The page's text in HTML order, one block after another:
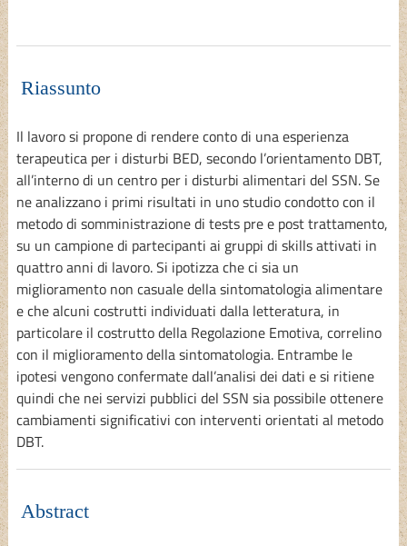
Riassunto
Il lavoro si propone di rendere conto di una esperienza
terapeutica per i disturbi BED, secondo l’orientamento DBT,
all’interno di un centro per i disturbi alimentari del SSN. Se
ne analizzano i primi risultati in uno studio condotto con il
metodo di somministrazione di tests pre e post trattamento,
su un campione di partecipanti ai gruppi di skills attivati in
quattro anni di lavoro. Si ipotizza che ci sia un
miglioramento non casuale della sintomatologia alimentare
e che alcuni costrutti individuati dalla letteratura, in
particolare il costrutto della Regolazione Emotiva, correlino
con il miglioramento della sintomatologia. Entrambe le
ipotesi vengono confermate dall’analisi dei dati e si ritiene
quindi che nei servizi pubblici del SSN sia possibile ottenere
cambiamenti significativi con interventi orientati al metodo
DBT.
Abstract